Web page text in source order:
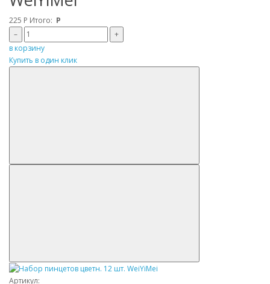
225 Р Итого: Р
–
+
в корзину
Купить в один клик
Артикул: